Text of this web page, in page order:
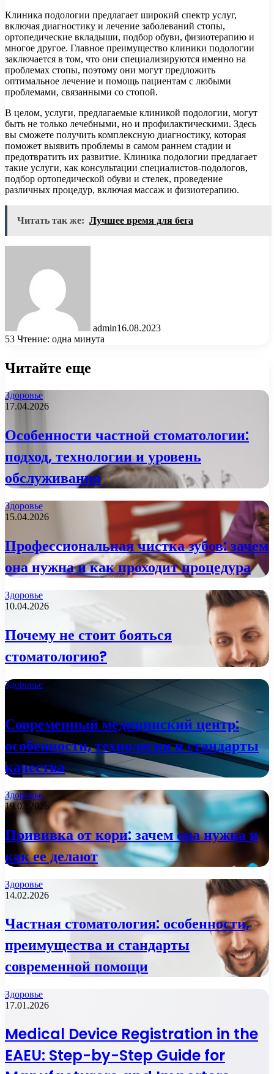
Клиника подологии предлагает широкий спектр услуг,
включая диагностику и лечение заболеваний стопы,
ортопедические вкладыши, подбор обуви, физиотерапию и
многое другое. Главное преимущество клиники подологии
заключается в том, что они специализируются именно на
проблемах стопы, поэтому они могут предложить
оптимальное лечение и помощь пациентам с любыми
проблемами, связанными со стопой.
В целом, услуги, предлагаемые клиникой подологии, могут
быть не только лечебными, но и профилактическими. Здесь
вы сможете получить комплексную диагностику, которая
поможет выявить проблемы в самом раннем стадии и
предотвратить их развитие. Клиника подологии предлагает
такие услуги, как консультации специалистов-подологов,
подбор ортопедической обуви и стелек, проведение
различных процедур, включая массаж и физиотерапию.
Читать так же: Лучшее время для бега
admin16.08.2023
53 Чтение: одна минута
Читайте еще
Здоровье
17.04.2026
Особенности частной стоматологии:
подход, технологии и уровень
обслуживания
Здоровье
15.04.2026
Профессиональная чистка зубов: зачем
она нужна и как проходит процедура
Здоровье
10.04.2026
Почему не стоит бояться
стоматологию?
Здоровье
Современный медицинский центр:
особенности, технологии и стандарты
качества
Здоровье
19.02.2026
Прививка от кори: зачем она нужна и
как ее делают
Здоровье
14.02.2026
Частная стоматология: особенности,
преимущества и стандарты
современной помощи
Здоровье
17.01.2026
Medical Device Registration in the
EAEU: Step-by-Step Guide for